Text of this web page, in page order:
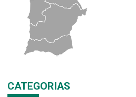
CATEGORIAS